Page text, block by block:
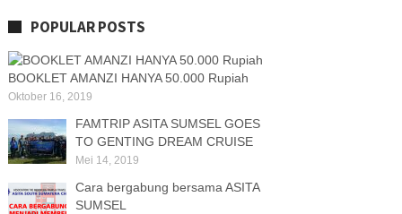
POPULAR POSTS
BOOKLET AMANZI HANYA 50.000 Rupiah
Oktober 16, 2019
FAMTRIP ASITA SUMSEL GOES
TO GENTING DREAM CRUISE
Mei 14, 2019
Cara bergabung bersama ASITA
SUMSEL